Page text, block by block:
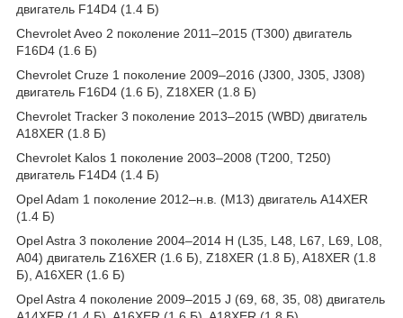
двигатель F14D4 (1.4 Б)
Chevrolet Aveo 2 поколение 2011–2015 (T300) двигатель
F16D4 (1.6 Б)
Chevrolet Cruze 1 поколение 2009–2016 (J300, J305, J308)
двигатель F16D4 (1.6 Б), Z18XER (1.8 Б)
Chevrolet Tracker 3 поколение 2013–2015 (WBD) двигатель
A18XER (1.8 Б)
Chevrolet Kalos 1 поколение 2003–2008 (T200, T250)
двигатель F14D4 (1.4 Б)
Opel Adam 1 поколение 2012–н.в. (M13) двигатель A14XER
(1.4 Б)
Opel Astra 3 поколение 2004–2014 H (L35, L48, L67, L69, L08,
A04) двигатель Z16XER (1.6 Б), Z18XER (1.8 Б), A18XER (1.8
Б), A16XER (1.6 Б)
Opel Astra 4 поколение 2009–2015 J (69, 68, 35, 08) двигатель